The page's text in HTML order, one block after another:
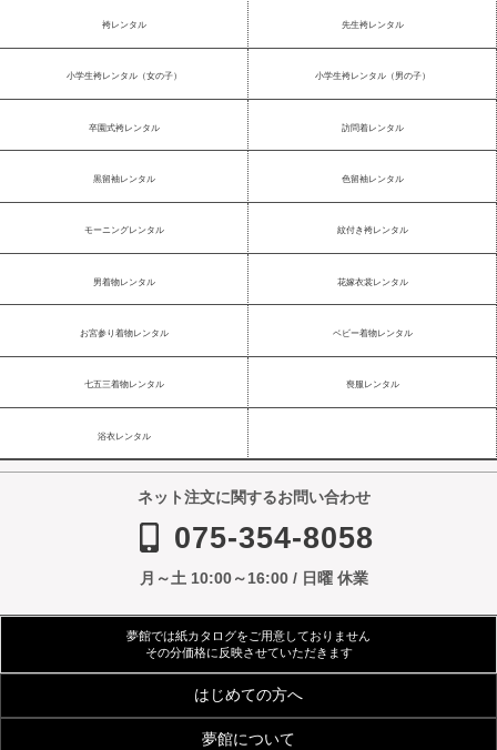
袴レンタル 先生袴レンタル
小学生袴レンタル（女の子） 小学生袴レンタル（男の子）
卒園式袴レンタル 訪問着レンタル
黒留袖レンタル 色留袖レンタル
モーニングレンタル 紋付き袴レンタル
男着物レンタル 花嫁衣裳レンタル
お宮参り着物レンタル ベビー着物レンタル
七五三着物レンタル 喪服レンタル
浴衣レンタル
ネット注文に関するお問い合わせ
075-354-8058
月～土 10:00～16:00 / 日曜 休業
夢館では紙カタログをご用意しておりません
その分価格に反映させていただきます
はじめての方へ
夢館について